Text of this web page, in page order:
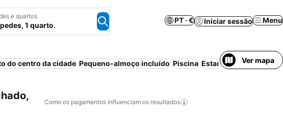
e quartos
1 quarto.
PT · € Iniciar sessão Menu
do centro da cidade Pequeno-almoço incluído Piscina EstacionamentoVer mapa
Como os pagamentos influenciam os resultados